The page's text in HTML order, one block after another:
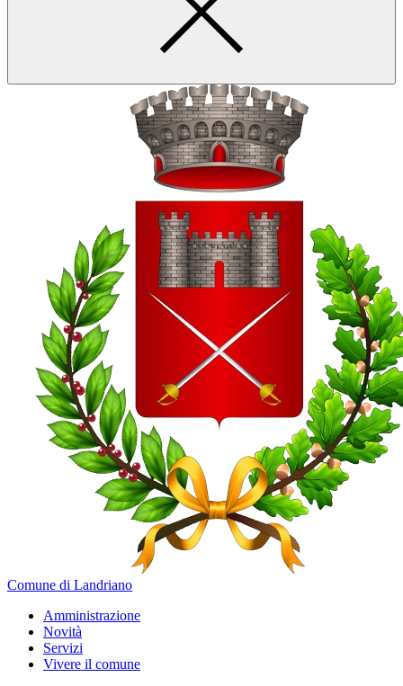
Comune di Landriano
Amministrazione
Novità
Servizi
Vivere il comune